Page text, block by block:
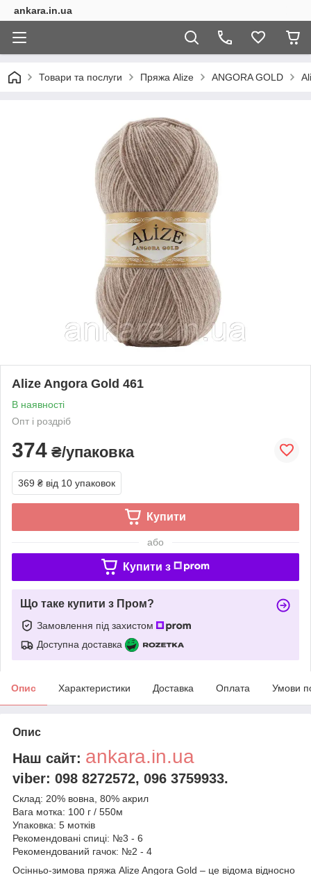
ankara.in.ua
Товари та послуги Пряжа Alize ANGORA GOLD
Alize Angora Gold 461
В наявності
Опт і роздріб
374 ₴/упаковка
369 ₴ від 10 упаковок
Купити
або
Купити з
Що таке купити з Пром?
Замовлення під захистом
Доступна доставка
Опис Характеристики Доставка Оплата Умови
Опис
Наш сайт: ankara.in.ua
viber: 098 8272572, 096 3759933.
Склад: 20% вовна, 80% акрил
Вага мотка: 100 г / 550м
Упаковка: 5 мотків
Рекомендовані спиці: №3 - 6
Рекомендований гачок: №2 - 4
Осінньо-зимова пряжа Alize Angora Gold – це відома відносно